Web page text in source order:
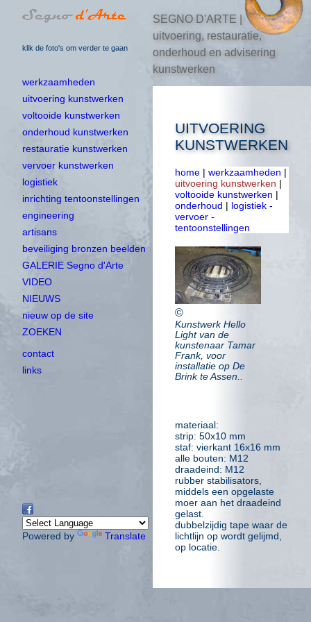
klik de foto's om verder te gaan
SEGNO D'ARTE |
uitvoering, restauratie,
onderhoud en advisering
kunstwerken
werkzaamheden
uitvoering kunstwerken
voltooide kunstwerken
onderhoud kunstwerken
restauratie kunstwerken
vervoer kunstwerken
logistiek
inrichting tentoonstellingen
engineering
artisans
beveiliging bronzen beelden
GALERIE Segno d'Arte
VIDEO
NIEUWS
nieuw op de site
ZOEKEN
contact
links
Powered by Translate
UITVOERING
KUNSTWERKEN
home | werkzaamheden |
uitvoering kunstwerken |
voltooide kunstwerken |
onderhoud | logistiek -
vervoer -
tentoonstellingen
©
Kunstwerk Hello
Lightvan de
kunstenaar Tamar
Frank, voor
installatie op De
Brink te Assen..
materiaal:
strip: 50x10 mm
staf: vierkant 16x16 mm
alle bouten: M12
draadeind: M12
rubber stabilisators,
middels een opgelaste
moer aan het draadeind
gelast.
dubbelzijdig tape waar de
lichtlijn op wordt gelijmd,
op locatie.